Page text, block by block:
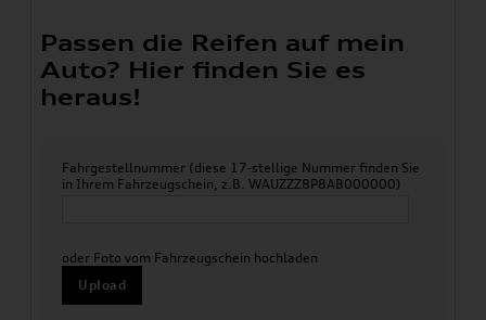
Passen die Reifen auf mein
Auto? Hier finden Sie es
heraus!
Fahrgestellnummer (diese 17-stellige Nummer finden Sie
in Ihrem Fahrzeugschein, z.B. WAUZZZ8P8AB000000)
oder Foto vom Fahrzeugschein hochladen
Upload